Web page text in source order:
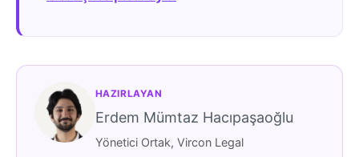
HAZIRLAYAN
Erdem Mümtaz Hacıpaşaoğlu
Yönetici Ortak, Vircon Legal